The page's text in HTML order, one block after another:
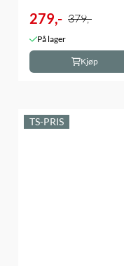
279,- 379,-
På lager
Kjøp